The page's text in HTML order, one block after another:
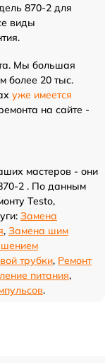
870-2 для
виды
Мы большая
более 20 тыс.
уже имеется
на сайте -
мастеров - они
2 . По данным
Testo,
Замена
, Замена шим
трубки, Ремонт
питания,
.